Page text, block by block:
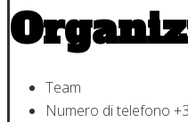
Team
Numero di telefono